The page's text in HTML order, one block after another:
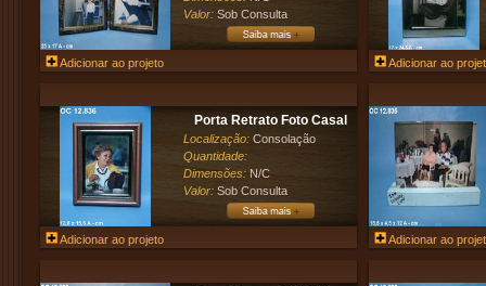
Valor: Sob Consulta
Adicionar ao projeto Adicionar ao
Porta Retrato Foto Casal
Localização: Consolação
Quantidade:
Dimensões: N/C
Valor: Sob Consulta
Adicionar ao projeto Adicionar ao